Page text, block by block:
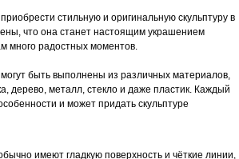
стильную и оригинальную скульптуру в
что она станет настоящим украшением
много радостных моментов.
быть выполнены из различных материалов,
дерево, металл, стекло и даже пластик. Каждый
и может придать скульптуре
имеют гладкую поверхность и чёткие линии,